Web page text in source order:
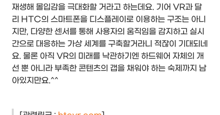
재생해 몰입감을 극대화할 거라고 하는데요. 기어 VR과 달
리 HTC의 스마트폰을 디스플레이로 이용하는 구조는 아니
지만, 다양한 센서를 통해 사용자의 움직임을 감지하고 실시
간으로 대응하는 가상 세계를 구축할거라니 적잖이 기대되네
요. 물론 아직 VR의 미래를 낙관하기엔 하드웨어 자체의 개
선 뿐 아니라 부족한 콘텐츠의 갭을 채워야 하는 숙제까지 남
아있지만요.^^